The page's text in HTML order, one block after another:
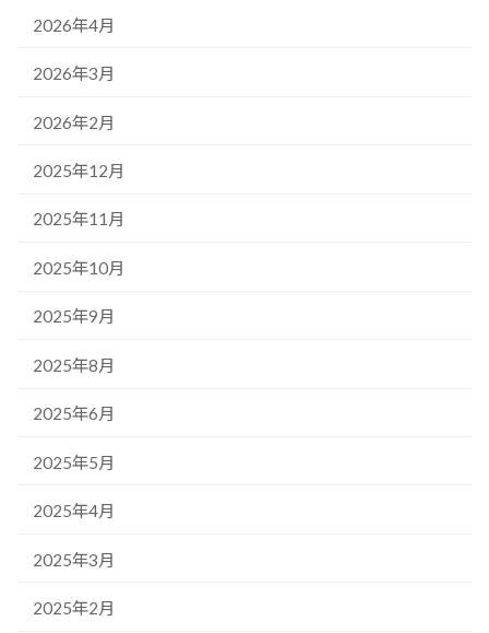
2026年4月
2026年3月
2026年2月
2025年12月
2025年11月
2025年10月
2025年9月
2025年8月
2025年6月
2025年5月
2025年4月
2025年3月
2025年2月